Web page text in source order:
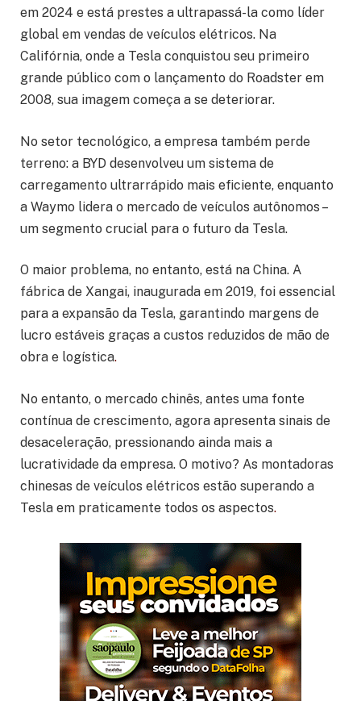
em 2024 e está prestes a ultrapassá-la como líder
global em vendas de veículos elétricos. Na
Califórnia, onde a Tesla conquistou seu primeiro
grande público com o lançamento do Roadster em
2008, sua imagem começa a se deteriorar.
No setor tecnológico, a empresa também perde
terreno: a BYD desenvolveu um sistema de
carregamento ultrarrápido mais eficiente, enquanto
a Waymo lidera o mercado de veículos autônomos –
um segmento crucial para o futuro da Tesla.
O maior problema, no entanto, está na China. A
fábrica de Xangai, inaugurada em 2019, foi essencial
para a expansão da Tesla, garantindo margens de
lucro estáveis graças a custos reduzidos de mão de
obra e logística.
No entanto, o mercado chinês, antes uma fonte
contínua de crescimento, agora apresenta sinais de
desaceleração, pressionando ainda mais a
lucratividade da empresa. O motivo? As montadoras
chinesas de veículos elétricos estão superando a
Tesla em praticamente todos os aspectos.